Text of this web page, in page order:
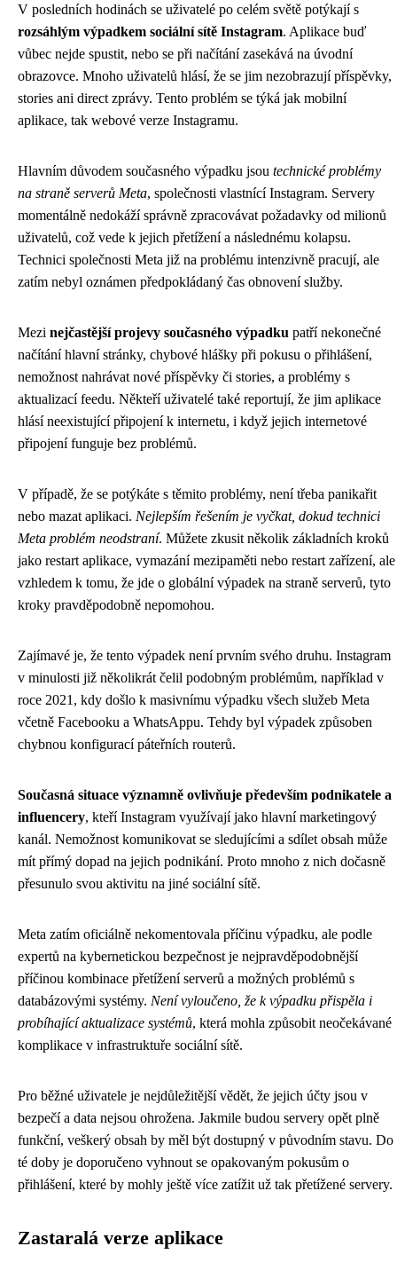
V posledních hodinách se uživatelé po celém světě potýkají s
rozsáhlým výpadkem sociální sítě Instagram. Aplikace buď
vůbec nejde spustit, nebo se při načítání zasekává na úvodní
obrazovce. Mnoho uživatelů hlásí, že se jim nezobrazují příspěvky,
stories ani direct zprávy. Tento problém se týká jak mobilní
aplikace, tak webové verze Instagramu.
Hlavním důvodem současného výpadku jsou technické problémy
na straně serverů Meta, společnosti vlastnící Instagram. Servery
momentálně nedokáží správně zpracovávat požadavky od milionů
uživatelů, což vede k jejich přetížení a následnému kolapsu.
Technici společnosti Meta již na problému intenzivně pracují, ale
zatím nebyl oznámen předpokládaný čas obnovení služby.
Mezi nejčastější projevy současného výpadku patří nekonečné
načítání hlavní stránky, chybové hlášky při pokusu o přihlášení,
nemožnost nahrávat nové příspěvky či stories, a problémy s
aktualizací feedu. Někteří uživatelé také reportují, že jim aplikace
hlásí neexistující připojení k internetu, i když jejich internetové
připojení funguje bez problémů.
V případě, že se potýkáte s těmito problémy, není třeba panikařit
nebo mazat aplikaci. Nejlepším řešením je vyčkat, dokud technici
Meta problém neodstraní. Můžete zkusit několik základních kroků
jako restart aplikace, vymazání mezipaměti nebo restart zařízení, ale
vzhledem k tomu, že jde o globální výpadek na straně serverů, tyto
kroky pravděpodobně nepomohou.
Zajímavé je, že tento výpadek není prvním svého druhu. Instagram
v minulosti již několikrát čelil podobným problémům, například v
roce 2021, kdy došlo k masivnímu výpadku všech služeb Meta
včetně Facebooku a WhatsAppu. Tehdy byl výpadek způsoben
chybnou konfigurací páteřních routerů.
Současná situace významně ovlivňuje především podnikatele a
influencery, kteří Instagram využívají jako hlavní marketingový
kanál. Nemožnost komunikovat se sledujícími a sdílet obsah může
mít přímý dopad na jejich podnikání. Proto mnoho z nich dočasně
přesunulo svou aktivitu na jiné sociální sítě.
Meta zatím oficiálně nekomentovala příčinu výpadku, ale podle
expertů na kybernetickou bezpečnost je nejpravděpodobnější
příčinou kombinace přetížení serverů a možných problémů s
databázovými systémy. Není vyloučeno, že k výpadku přispěla i
probíhající aktualizace systémů, která mohla způsobit neočekávané
komplikace v infrastruktuře sociální sítě.
Pro běžné uživatele je nejdůležitější vědět, že jejich účty jsou v
bezpečí a data nejsou ohrožena. Jakmile budou servery opět plně
funkční, veškerý obsah by měl být dostupný v původním stavu. Do
té doby je doporučeno vyhnout se opakovaným pokusům o
přihlášení, které by mohly ještě více zatížit už tak přetížené servery.
Zastaralá verze aplikace